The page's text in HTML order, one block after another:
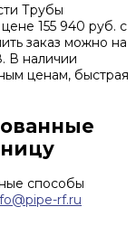
Трубы
155 940 руб. с
заказ можно на
В наличии
ценам, быстрая
способы
rf.ru